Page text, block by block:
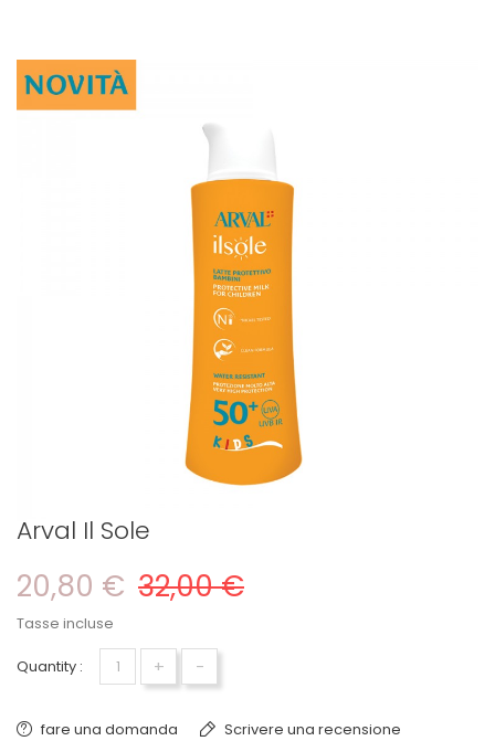
Arval Il Sole
20,80 € 32,00 €
Tasse incluse
Quantity : + -
fare una domanda Scrivere una recensione